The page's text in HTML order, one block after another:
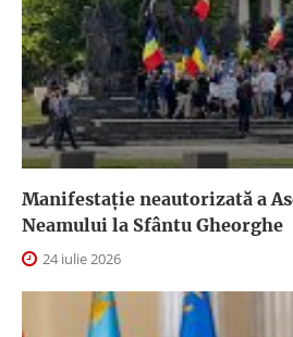
Manifestație neautorizată a
Neamului la Sfântu Gheorghe
24 iulie 2026